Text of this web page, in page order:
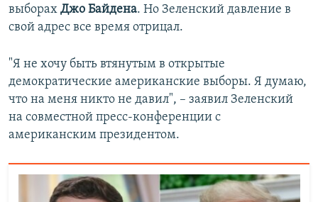
выборах Джо Байдена. Но Зеленский давление в
свой адрес все время отрицал.
"Я не хочу быть втянутым в открытые
демократические американские выборы. Я думаю,
что на меня никто не давил", – заявил Зеленский
на совместной пресс-конференции с
американским президентом.